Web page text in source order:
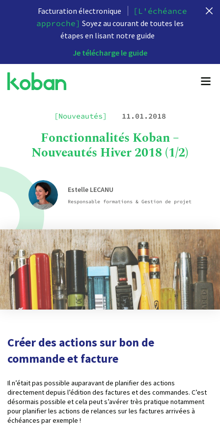
Facturation électronique
[L'échéance
approche] Soyez au courant de toutes les
étapes en lisant notre guide
Je télécharge le guide
[Nouveautés] 11.01.2018
Fonctionnalités Koban –
Nouveautés Hiver 2018 (1/2)
Estelle LECANU
Responsable formations & Gestion de projet
Créer des actions sur bon de
commande et facture
Il n’était pas possible auparavant de planifier des actions
directement depuis l’édition des factures et des commandes. C’est
désormais possible et cela peut s’avérer très pratique notamment
pour planifier les actions de relances sur les factures arrivées à
échéances par exemple !